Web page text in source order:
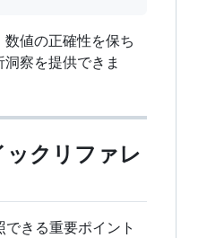
値の正確性を保ち
察を提供できま
ックリファレ
きる重要ポイント